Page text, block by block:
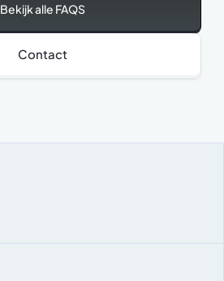
Bekijk alle FAQS
Contact